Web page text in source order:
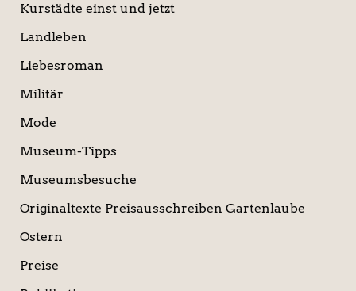
Kurstädte einst und jetzt
Landleben
Liebesroman
Militär
Mode
Museum-Tipps
Museumsbesuche
Originaltexte Preisausschreiben Gartenlaube
Ostern
Preise